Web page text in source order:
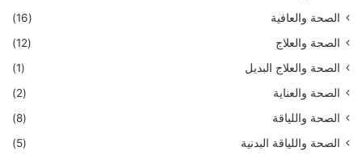
الصحة والعافية
(16)
الصحة والعلاج
(12)
الصحة والعلاج البديل
(1)
الصحة والعناية
(2)
الصحة واللياقة
(8)
الصحة واللياقة البدنية
(5)